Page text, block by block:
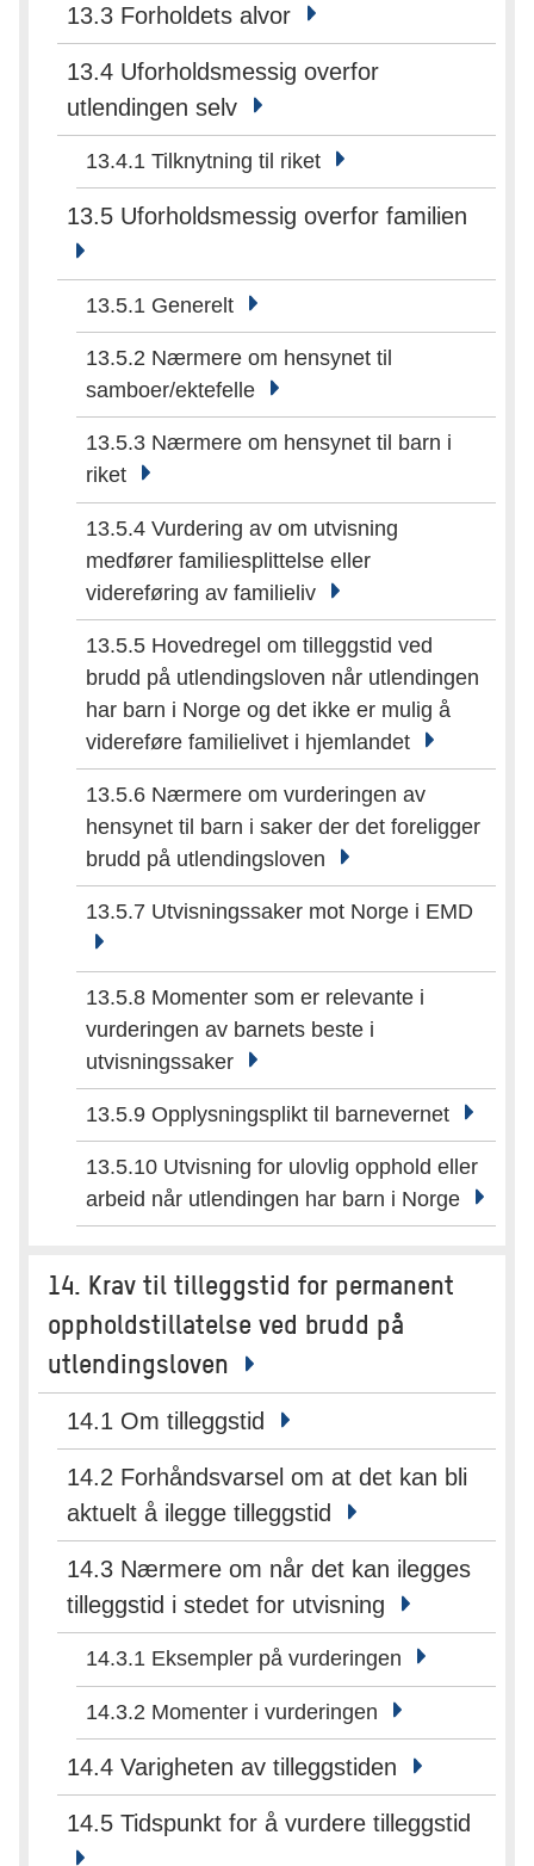
13.3 Forholdets alvor
13.4 Uforholdsmessig overfor
utlendingen selv
13.4.1 Tilknytning til riket
13.5 Uforholdsmessig overfor familien
13.5.1 Generelt
13.5.2 Nærmere om hensynet til
samboer/ektefelle
13.5.3 Nærmere om hensynet til barn i
riket
13.5.4 Vurdering av om utvisning
medfører familiesplittelse eller
videreføring av familieliv
13.5.5 Hovedregel om tilleggstid ved
brudd på utlendingsloven når utlendingen
har barn i Norge og det ikke er mulig å
videreføre familielivet i hjemlandet
13.5.6 Nærmere om vurderingen av
hensynet til barn i saker der det foreligger
brudd på utlendingsloven
13.5.7 Utvisningssaker mot Norge i EMD
13.5.8 Momenter som er relevante i
vurderingen av barnets beste i
utvisningssaker
13.5.9 Opplysningsplikt til barnevernet
13.5.10 Utvisning for ulovlig opphold eller
arbeid når utlendingen har barn i Norge
14. Krav til tilleggstid for permanent
oppholdstillatelse ved brudd på
utlendingsloven
14.1 Om tilleggstid
14.2 Forhåndsvarsel om at det kan bli
aktuelt å ilegge tilleggstid
14.3 Nærmere om når det kan ilegges
tilleggstid i stedet for utvisning
14.3.1 Eksempler på vurderingen
14.3.2 Momenter i vurderingen
14.4 Varigheten av tilleggstiden
14.5 Tidspunkt for å vurdere tilleggstid